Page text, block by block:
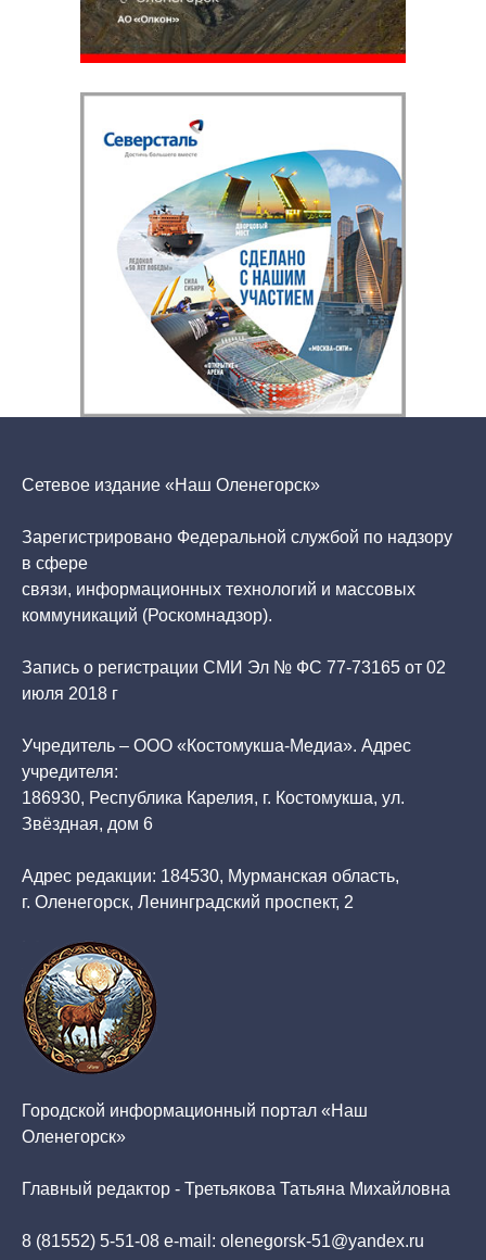
Сетевое издание «Наш Оленегорск»
Зарегистрировано Федеральной службой по надзору
в сфере
связи, информационных технологий и массовых
коммуникаций (Роскомнадзор).
Запись о регистрации СМИ Эл № ФС 77-73165 от 02
июля 2018 г
Учредитель – ООО «Костомукша-Медиа». Адрес
учредителя:
186930, Республика Карелия, г. Костомукша, ул.
Звёздная, дом 6
Адрес редакции: 184530, Мурманская область,
г. Оленегорск, Ленинградский проспект, 2
Городской информационный портал «Наш
Оленегорск»
Главный редактор - Третьякова Татьяна Михайловна
8 (81552) 5-51-08 e-mail: olenegorsk-51@yandex.ru